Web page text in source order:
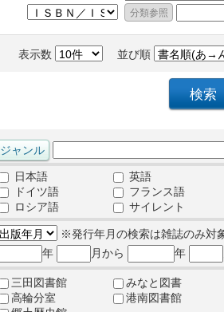
表示数 並び順
日本語
英語
ドイツ語
フランス語
ロシア語
サイレント
※発行年月の検索は雑誌のみ対
年
月から 年
三田図書館
みなと図書
高輪分室
港南図書館